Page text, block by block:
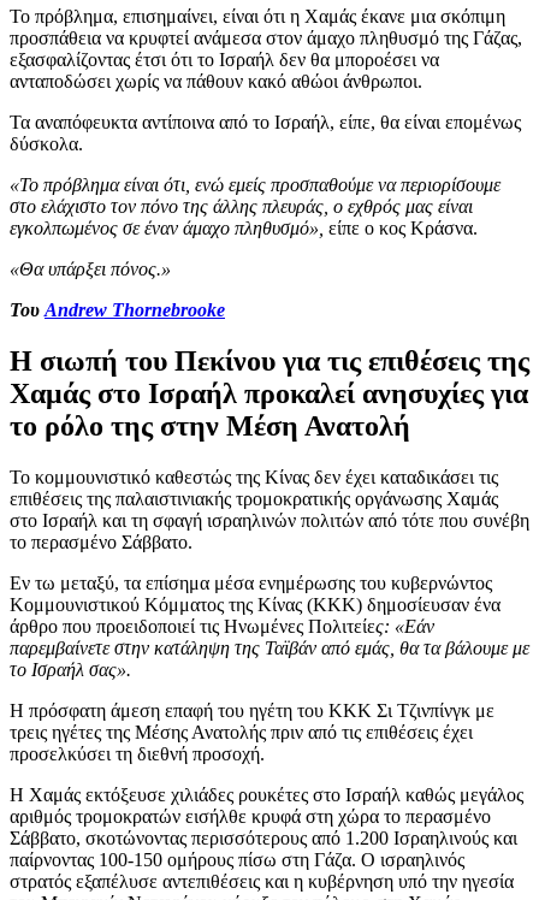
Το πρόβλημα, επισημαίνει, είναι ότι η Χαμάς έκανε μια σκόπιμη
προσπάθεια να κρυφτεί ανάμεσα στον άμαχο πληθυσμό της Γάζας,
εξασφαλίζοντας έτσι ότι το Ισραήλ δεν θα μποροέσει να
ανταποδώσει χωρίς να πάθουν κακό αθώοι άνθρωποι.
Τα αναπόφευκτα αντίποινα από το Ισραήλ, είπε, θα είναι επομένως
δύσκολα.
«Το πρόβλημα είναι ότι, ενώ εμείς προσπαθούμε να περιορίσουμε
στο ελάχιστο τον πόνο της άλλης πλευράς, ο εχθρός μας είναι
εγκολπωμένος σε έναν άμαχο πληθυσμό», είπε ο κος Κράσνα.
«Θα υπάρξει πόνος.»
ΤουAndrew Thornebrooke
Η σιωπή του Πεκίνου για τις επιθέσεις της
Χαμάς στο Ισραήλ προκαλεί ανησυχίες για
το ρόλο της στην Μέση Ανατολή
Το κομμουνιστικό καθεστώς της Κίνας δεν έχει καταδικάσει τις
επιθέσεις της παλαιστινιακής τρομοκρατικής οργάνωσης Χαμάς
στο Ισραήλ και τη σφαγή ισραηλινών πολιτών από τότε που συνέβη
το περασμένο Σάββατο.
Εν τω μεταξύ, τα επίσημα μέσα ενημέρωσης του κυβερνώντος
Κομμουνιστικού Κόμματος της Κίνας (ΚΚΚ) δημοσίευσαν ένα
άρθρο που προειδοποιεί τις Ηνωμένες Πολιτείες: «Εάν
παρεμβαίνετε στην κατάληψη της Ταϊβάν από εμάς, θα τα βάλουμε με
το Ισραήλ σας».
Η πρόσφατη άμεση επαφή του ηγέτη του ΚΚΚ Σι Τζινπίνγκ με
τρεις ηγέτες της Μέσης Ανατολής πριν από τις επιθέσεις έχει
προσελκύσει τη διεθνή προσοχή.
Η Χαμάς εκτόξευσε χιλιάδες ρουκέτες στο Ισραήλ καθώς μεγάλος
αριθμός τρομοκρατών εισήλθε κρυφά στη χώρα το περασμένο
Σάββατο, σκοτώνοντας περισσότερους από 1.200 Ισραηλινούς και
παίρνοντας 100-150 ομήρους πίσω στη Γάζα. Ο ισραηλινός
στρατός εξαπέλυσε αντεπιθέσεις και η κυβέρνηση υπό την ηγεσία